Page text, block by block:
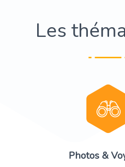
Les
Photos &